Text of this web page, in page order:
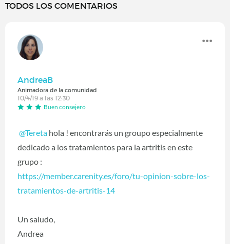
TODOS LOS COMENTARIOS
AndreaB
Animadora de la comunidad
10/4/19 a las 12:30
Buen consejero
@Tereta hola ! encontrarás un groupo especialmente
dedicado a los tratamientos para la artritis en este
grupo :
https://member.carenity.es/foro/tu-opinion-sobre-los-
tratamientos-de-artritis-14
Un saludo,
Andrea